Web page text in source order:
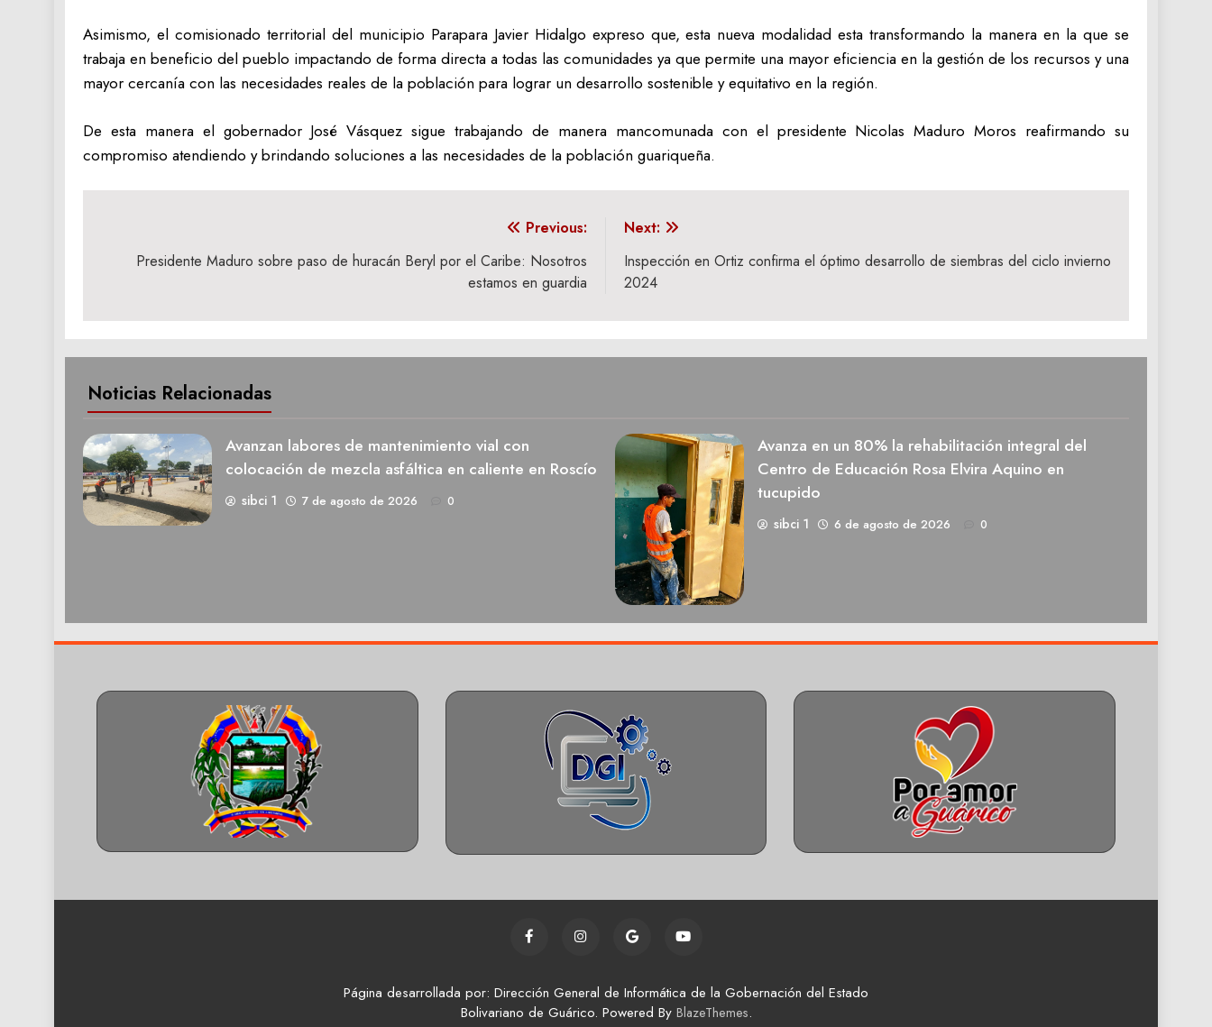
Asimismo, el comisionado territorial del municipio Parapara Javier Hidalgo expreso que, esta nueva modalidad esta transformando la manera en la que se
trabaja en beneficio del pueblo impactando de forma directa a todas las comunidades ya que permite una mayor eficiencia en la gestión de los recursos y una
mayor cercanía con las necesidades reales de la población para lograr un desarrollo sostenible y equitativo en la región.
De esta manera el gobernador José Vásquez sigue trabajando de manera mancomunada con el presidente Nicolas Maduro Moros reafirmando su
compromiso atendiendo y brindando soluciones a las necesidades de la población guariqueña.
Previous:
Presidente Maduro sobre paso de huracán Beryl por el Caribe: Nosotros
estamos en guardia
Next:
Inspección en Ortiz confirma el óptimo desarrollo de siembras del ciclo invierno
2024
Noticias Relacionadas
Avanzan labores de mantenimiento vial con
colocación de mezcla asfáltica en caliente en Roscío
sibci 1 7 de agosto de 2026 0
Avanza en un 80% la rehabilitación integral del
Centro de Educación Rosa Elvira Aquino en
tucupido
sibci 1 6 de agosto de 2026 0
Página desarrollada por: Dirección General de Informática de la Gobernación del Estado
Bolivariano de Guárico. Powered By BlazeThemes.